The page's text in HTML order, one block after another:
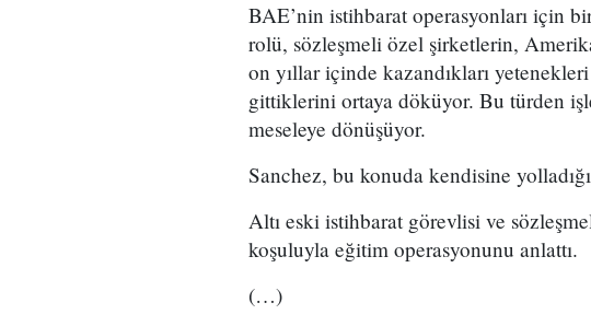
BAE’nin istihbarat operasyonları için
rolü, sözleşmeli özel şirketlerin,
on yıllar içinde kazandıkları
gittiklerini ortaya döküyor. Bu türden
meseleye dönüşüyor.
Sanchez, bu konuda kendisine
Altı eski istihbarat görevlisi ve
koşuluyla eğitim operasyonunu anlattı.
(…)